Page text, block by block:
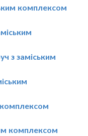
комплексом
з заміським
комплексом
комплексом